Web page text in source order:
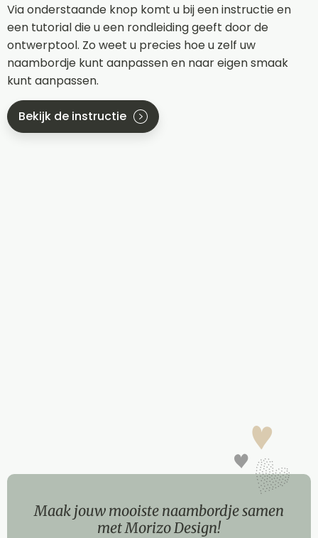
Via onderstaande knop komt u bij een instructie en
een tutorial die u een rondleiding geeft door de
ontwerptool. Zo weet u precies hoe u zelf uw
naambordje kunt aanpassen en naar eigen smaak
kunt aanpassen.
Bekijk de instructie
Maak jouw mooiste naambordje samen
met Morizo Design!